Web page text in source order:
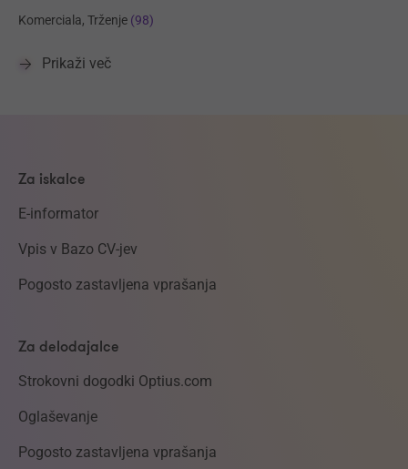
Komerciala, Trženje (98)
Prikaži več
Za iskalce
E-informator
Vpis v Bazo CV-jev
Pogosto zastavljena vprašanja
Za delodajalce
Strokovni dogodki Optius.com
Oglaševanje
Pogosto zastavljena vprašanja